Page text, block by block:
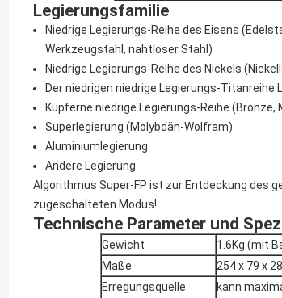
Legierungsfamilie
Niedrige Legierungs-Reihe des Eisens
Werkzeugstahl, nahtloser Stahl)
Niedrige Legierungs-Reihe des Nickels
Der niedrigen niedrige Legierungs-Titanreihe
Kupferne niedrige Legierungs-Reihe
Superlegierung (Molybdän-Wolfram)
Aluminiumlegierung
Andere Legierung
Algorithmus Super-FP ist zur Entdeckung des
zugeschalteten Modus!
Technische Parameter und
Gewicht 1.6Kg (mit
Maße
254x 79 x
Erregungsquelle
kann